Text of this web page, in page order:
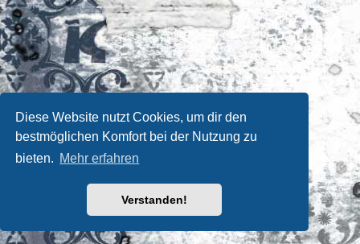
Diese Website nutzt Cookies, um dir den
bestmöglichen Komfort bei der Nutzung zu
bieten. Mehr erfahren
Verstanden!